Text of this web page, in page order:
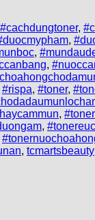
#cachdungtoner,
,
,
,
#rispa, #toner,
,
,
, tcmartsbeauty